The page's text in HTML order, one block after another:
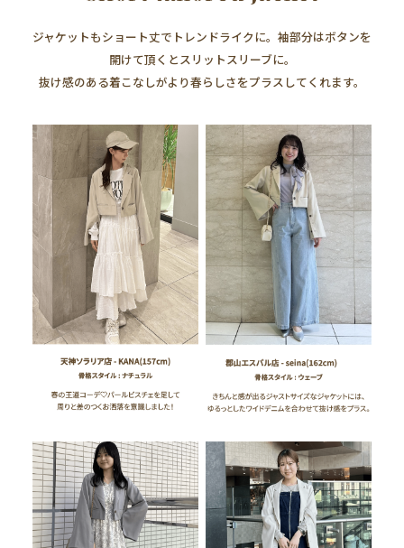
ジャケットもショート丈でトレンドライクに。袖部分はボタンを
開けて頂くとスリットスリーブに。
抜け感のある着こなしがより春らしさをプラスしてくれます。